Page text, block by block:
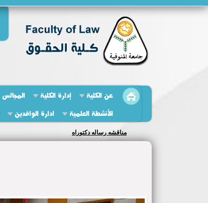
عن الكلية إدارة الكلية المجالس
الأنشطة العلمية
ادارة الوافدين
مناقشه رساله دكتوراه